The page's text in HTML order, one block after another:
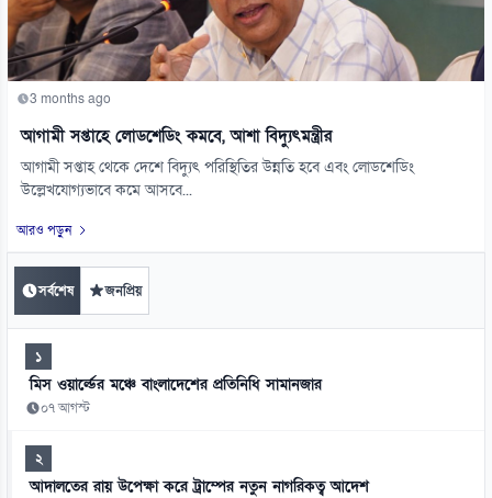
3 months ago
আগামী সপ্তাহে লোডশেডিং কমবে, আশা বিদ্যুৎমন্ত্রীর
আগামী সপ্তাহ থেকে দেশে বিদ্যুৎ পরিস্থিতির উন্নতি হবে এবং লোডশেডিং
উল্লেখযোগ্যভাবে কমে আসবে...
আরও পড়ুন
সর্বশেষ জনপ্রিয়
১
মিস ওয়ার্ল্ডের মঞ্চে বাংলাদেশের প্রতিনিধি সামানজার
০৭ আগস্ট
২
আদালতের রায় উপেক্ষা করে ট্রাম্পের নতুন নাগরিকত্ব আদেশ